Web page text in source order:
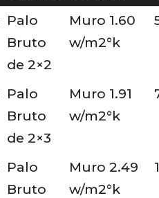
Palo
Bruto
de 2×2
Muro 1.60
w/m2°k
Palo
Bruto
de 2×3
Muro 1.91
w/m2°k
Palo
Bruto
Muro 2.49
w/m2°k